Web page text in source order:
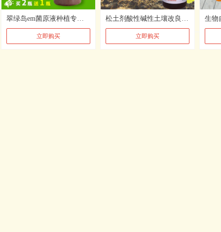
翠绿岛em菌原液种植专用堆肥发酵生物菌肥改变土壤种植菌肥
立即购买
松土剂酸性碱性土壤改良原液免深耕调节板结疏松营养生长剂生物宝
立即购买